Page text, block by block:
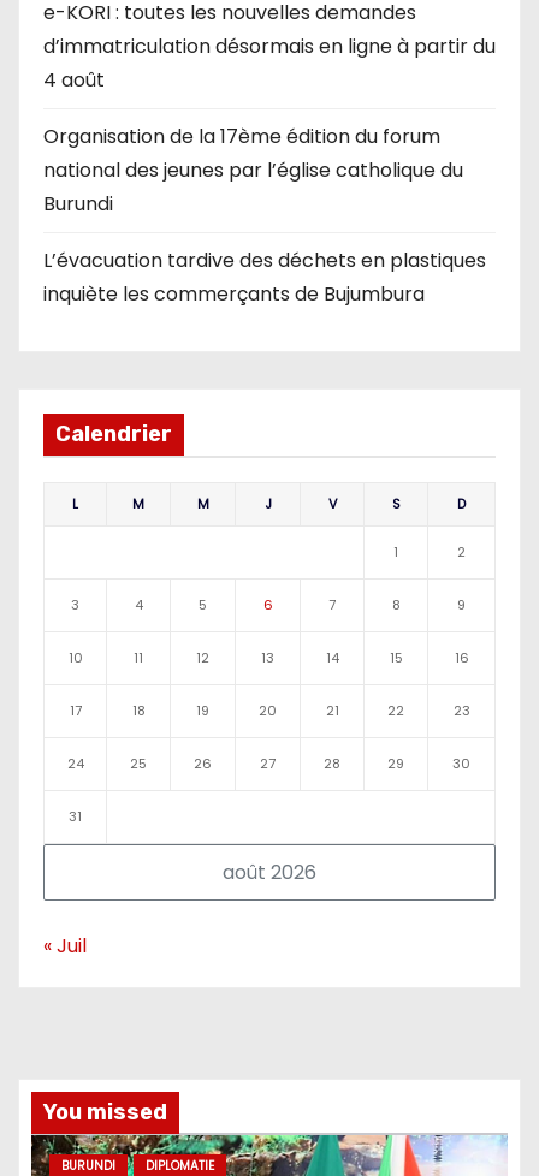
e-KORI : toutes les nouvelles demandes
d’immatriculation désormais en ligne à partir du
4 août
Organisation de la 17ème édition du forum
national des jeunes par l’église catholique du
Burundi
L’évacuation tardive des déchets en plastiques
inquiète les commerçants de Bujumbura
Calendrier
août 2026
L M M J V S D
1 2
3 4 5 6 7 8 9
10 11 12 13 14 15 16
17 18 19 20 21 22 23
24 25 26 27 28 29 30
31
« Juil
You missed
BURUNDI DIPLOMATIE